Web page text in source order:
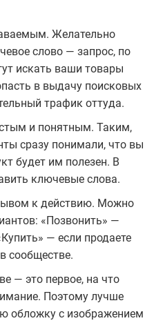
Желательно
слово — запрос, по
искать ваши товары
в выдачу поисковых
трафик оттуда.
и понятным. Таким,
сразу понимали, что вы
будет им полезен. В
ключевые слова.
к действию. Можно
«Позвонить» —
— если продаете
сообществе.
— это первое, на что
Поэтому лучше
обложку с изображением